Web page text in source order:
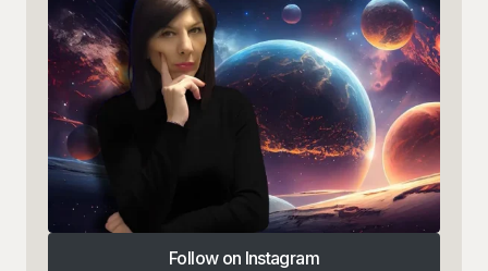
Follow on Instagram